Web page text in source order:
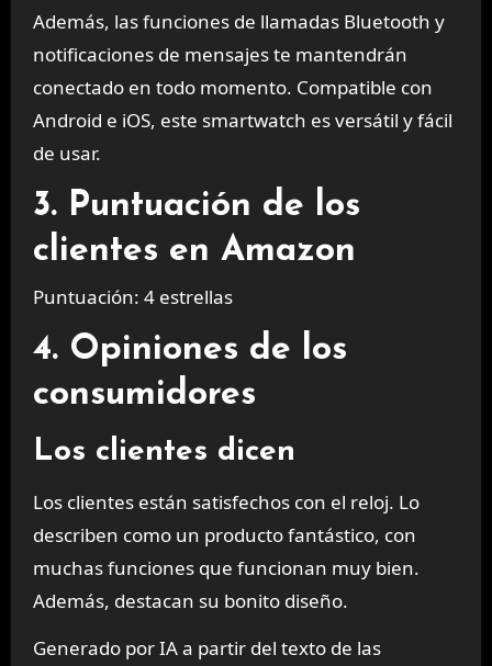
Además, las funciones de llamadas Bluetooth y
notificaciones de mensajes te mantendrán
conectado en todo momento. Compatible con
Android e iOS, este smartwatch es versátil y fácil
de usar.
3. Puntuación de los
clientes en Amazon
Puntuación: 4 estrellas
4. Opiniones de los
consumidores
Los clientes dicen
Los clientes están satisfechos con el reloj. Lo
describen como un producto fantástico, con
muchas funciones que funcionan muy bien.
Además, destacan su bonito diseño.
Generado por IA a partir del texto de las